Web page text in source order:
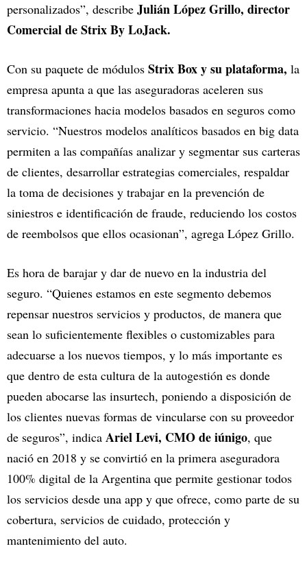
personalizados”, describe Julián López Grillo, director
Comercial de Strix By LoJack.
Con su paquete de módulos Strix Box y su plataforma, la
empresa apunta a que las aseguradoras aceleren sus
transformaciones hacia modelos basados en seguros como
servicio. “Nuestros modelos analíticos basados en big data
permiten a las compañías analizar y segmentar sus carteras
de clientes, desarrollar estrategias comerciales, respaldar
la toma de decisiones y trabajar en la prevención de
siniestros e identificación de fraude, reduciendo los costos
de reembolsos que ellos ocasionan”, agrega López Grillo.
Es hora de barajar y dar de nuevo en la industria del
seguro. “Quienes estamos en este segmento debemos
repensar nuestros servicios y productos, de manera que
sean lo suficientemente flexibles o customizables para
adecuarse a los nuevos tiempos, y lo más importante es
que dentro de esta cultura de la autogestión es donde
pueden abocarse las insurtech, poniendo a disposición de
los clientes nuevas formas de vincularse con su proveedor
de seguros”, indica Ariel Levi, CMO de iúnigo, que
nació en 2018 y se convirtió en la primera aseguradora
100% digital de la Argentina que permite gestionar todos
los servicios desde una app y que ofrece, como parte de su
cobertura, servicios de cuidado, protección y
mantenimiento del auto.